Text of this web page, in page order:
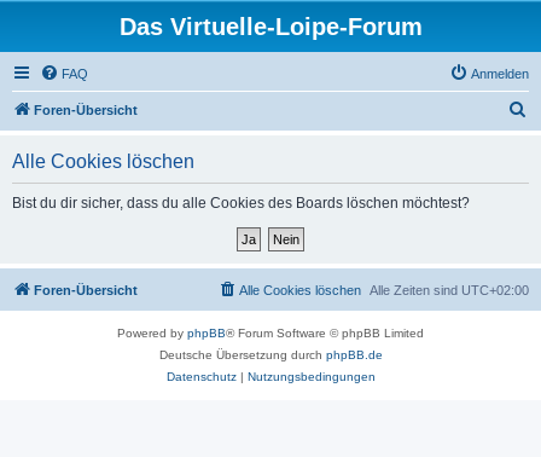
Das Virtuelle-Loipe-Forum
FAQ Anmelden
Foren-Übersicht
Alle Cookies löschen
Bist du dir sicher, dass du alle Cookies des Boards löschen möchtest?
Foren-Übersicht Alle Zeiten sind UTC+02:00
Alle Cookies löschen
Powered by phpBB® Forum Software © phpBB Limited
Deutsche Übersetzung durch phpBB.de
Datenschutz| Nutzungsbedingungen